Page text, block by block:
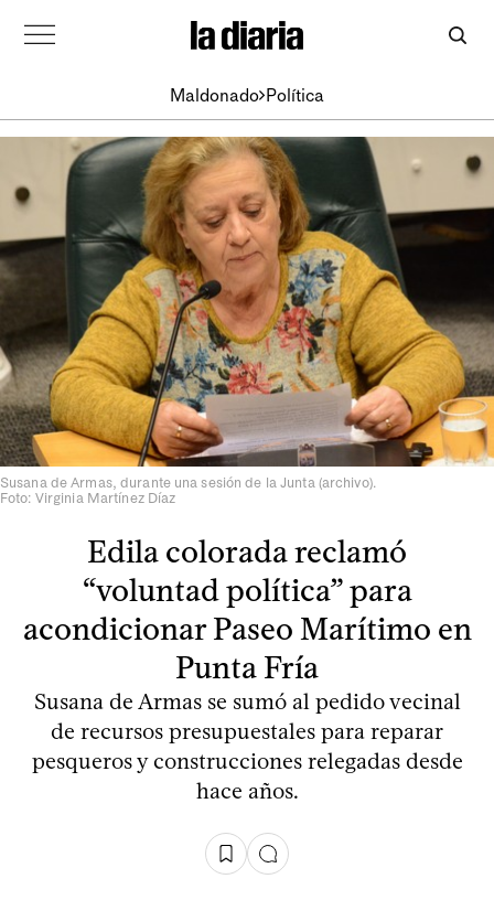
Maldonado Política
Susana de Armas, durante una sesión de la Junta (archivo).
Foto: Virginia Martínez Díaz
Edila colorada reclamó
“voluntad política” para
acondicionar Paseo Marítimo en
Punta Fría
Susana de Armas se sumó al pedido vecinal
de recursos presupuestales para reparar
pesqueros y construcciones relegadas desde
hace años.